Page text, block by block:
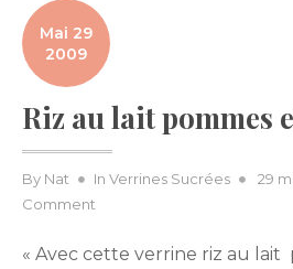
Mai 29
2009
Riz au lait pommes
By Nat In Verrines Sucrées 29
Comment
au
« Avec cette verrine riz au lait